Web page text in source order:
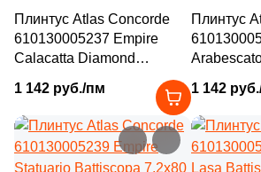
Плинтус Atlas Concorde
610130005237 Empire
Calacatta Diamond
Battiscopa 7.2x80 бежевый
полированный под камень
1 142 руб./пм
Плинтус
1 142